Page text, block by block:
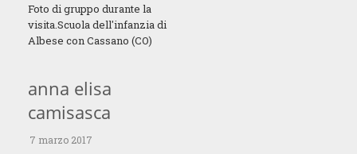
Foto di gruppo durante la
visita.Scuola dell'infanzia di
Albese con Cassano (CO)
anna elisa
camisasca
7 marzo 2017